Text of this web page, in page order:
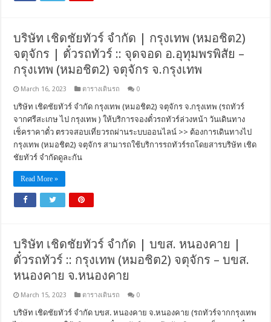
บริษัท เชิดชัยทัวร์ จำกัด | กรุงเทพ (หมอชิต2)
จตุจักร | ตั๋วรถทัวร์ :: จุดจอด อ.อุทุมพรพิสัย –
กรุงเทพ (หมอชิต2) จตุจักร จ.กรุงเทพ
March 16, 2023 ตารางเดินรถ 0
บริษัท เชิดชัยทัวร์ จำกัด กรุงเทพ (หมอชิต2) จตุจักร จ.กรุงเทพ (รถทัวร์
จากศรีสะเกษ ไป กรุงเทพ ) ให้บริการจองตั๋วรถทัวร์ล่วงหน้า วันเดินทาง
เช็คราคาตั๋ว ตรวจสอบเที่ยวรถผ่านระบบออนไลน์ >> ต้องการเดินทางไป
กรุงเทพ (หมอชิต2) จตุจักร สามารถใช้บริการรถทัวร์รถโดยสารบริษัท เชิด
ชัยทัวร์ จำกัดดูละกัน
Read More »
บริษัท เชิดชัยทัวร์ จำกัด | บขส. หนองคาย |
ตั๋วรถทัวร์ :: กรุงเทพ (หมอชิต2) จตุจักร – บขส.
หนองคาย จ.หนองคาย
March 15, 2023 ตารางเดินรถ 0
บริษัท เชิดชัยทัวร์ จำกัด บขส. หนองคาย จ.หนองคาย (รถทัวร์จากกรุงเทพ